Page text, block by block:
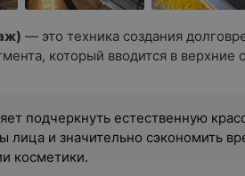
— это техника создания
который вводится в верхние
подчеркнуть естественную
лица и значительно сэкономить
косметики.